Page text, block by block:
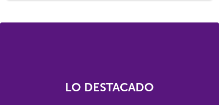
LO DESTACADO